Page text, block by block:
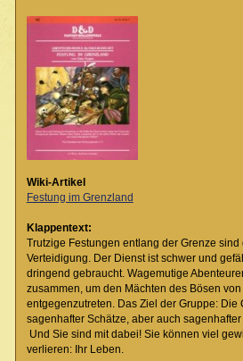
Wiki-Artikel
Festung im Grenzland
Klappentext:
Trutzige Festungen entlang der Grenze sind
Verteidigung. Der Dienst ist schwer und
dringend gebraucht. Wagemutige
zusammen, um den Mächten des Bösen
entgegenzutreten. Das Ziel der Gruppe: Die
sagenhafter Schätze, aber auch
Und Sie sind mit dabei! Sie können viel
verlieren: Ihr Leben.